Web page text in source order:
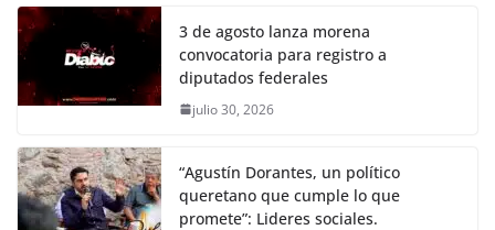
3 de agosto lanza morena
convocatoria para registro a
diputados federales
julio 30, 2026
“Agustín Dorantes, un político
queretano que cumple lo que
promete”: Lideres sociales.